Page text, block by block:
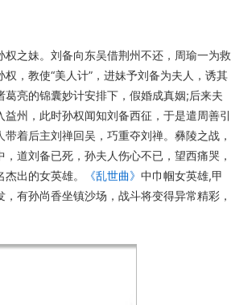
权之妹。刘备向东吴借荆州不还，周瑜一为救
，教使“美人计”，进妹予刘备为夫人，诱其
葛亮的锦囊妙计安排下，假婚成真姻;后来夫
益州，此时孙权闻知刘备西征，于是遣周善引
着后主刘禅回吴，巧重夺刘禅。彝陵之战，
道刘备已死，孙夫人伤心不已，望西痛哭，
出的女英雄。
《乱世曲》 中巾帼女英雄,甲
有孙尚香坐镇沙场，战斗将变得异常精彩，